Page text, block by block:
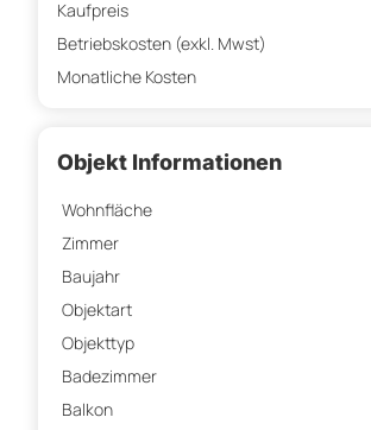
Kaufpreis
Betriebskosten (exkl. Mwst)
Monatliche Kosten
Objekt Informationen
Wohnfläche
Zimmer
Baujahr
Objektart
Objekttyp
Badezimmer
Balkon